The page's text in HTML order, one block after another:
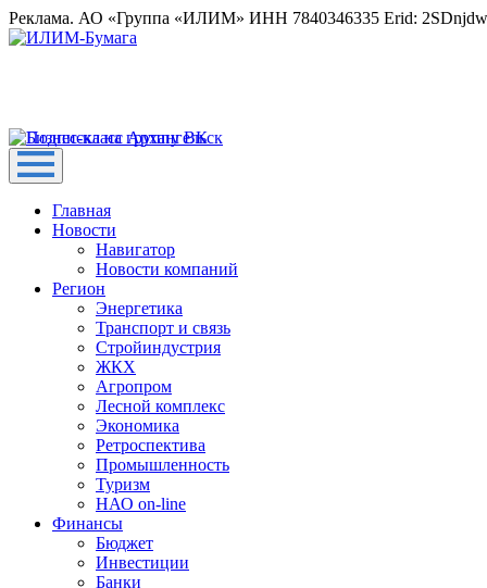
Реклама. АО «Группа «ИЛИМ» ИНН 7840346335 Erid:
Главная
Новости
Навигатор
Новости компаний
Регион
Энергетика
Транспорт и связь
Стройиндустрия
ЖКХ
Агропром
Лесной комплекс
Экономика
Ретроспектива
Промышленность
Туризм
НАО on-line
Финансы
Бюджет
Инвестиции
Банки